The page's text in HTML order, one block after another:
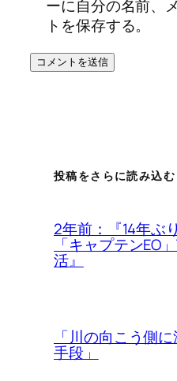
ーに自分の名前、
トを保存する。
投稿をさらに読み込む
2年前：『14年ぶ
「キャプテンEO
活』
「川の向こう側
手段」